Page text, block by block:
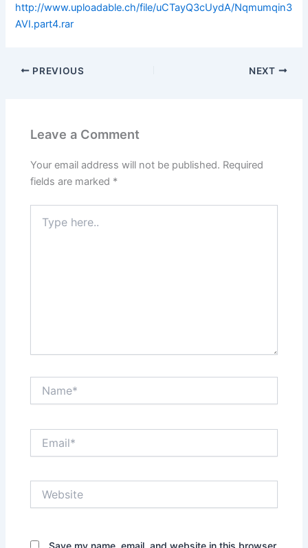
http://www.uploadable.ch/file/uCTayQ3cUydA/Nqmumqin3
AVI.part4.rar
PREVIOUS NEXT
Leave a Comment
Your email address will not be published. Required
fields are marked *
here..
Save my name, email, and website in this browser